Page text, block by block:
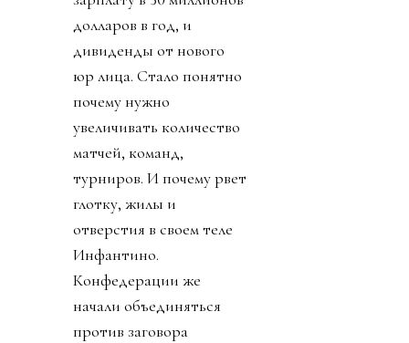
долларов в год, и
дивиденды от нового
юр лица. Стало понятно
почему нужно
увеличивать количество
матчей, команд,
турниров. И почему рвет
глотку, жилы и
отверстия в своем теле
Инфантино.
Конфедерации же
начали объединяться
против заговора